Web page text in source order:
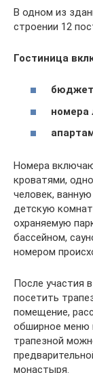
В одном из
строении 12
Гостиница
номера
Номера
кроватями,
человек,
детскую
охраняемую
бассейном,
номером
После участия
посетить
помещение,
обширное меню
трапезной
монастыря.